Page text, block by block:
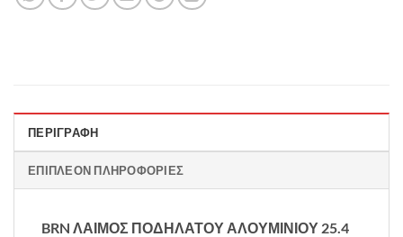
ΠΕΡΙΓΡΑΦΉ
ΕΠΙΠΛΈΟΝ ΠΛΗΡΟΦΟΡΊΕΣ
BRN ΛΑΙΜΟΣ ΠΟΔΗΛΑΤΟΥ ΑΛΟΥΜΙΝΙΟΥ 25.4